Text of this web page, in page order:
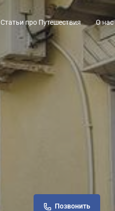
Статьи про Путешествия О нас
Позвонить